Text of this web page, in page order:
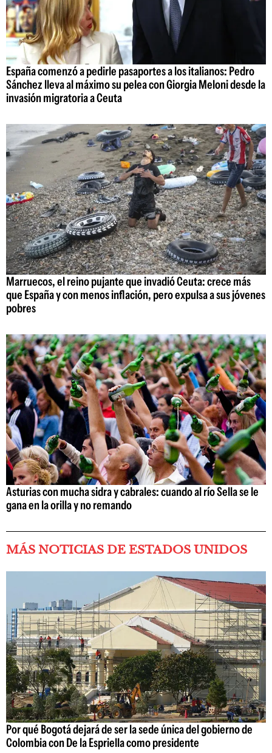
España comenzó a pedirle pasaportes a los italianos: Pedro
Sánchez lleva al máximo su pelea con Giorgia Meloni desde la
invasión migratoria a Ceuta
Marruecos, el reino pujante que invadió Ceuta: crece más
que España y con menos inflación, pero expulsa a sus jóvenes
pobres
Asturias con mucha sidra y cabrales: cuando al río Sella se le
gana en la orilla y no remando
MÁS NOTICIAS DE ESTADOS UNIDOS
Por qué Bogotá dejará de ser la sede única del gobierno de
Colombia con De la Espriella como presidente